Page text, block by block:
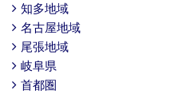
知多地域
名古屋地域
尾張地域
岐阜県
首都圏